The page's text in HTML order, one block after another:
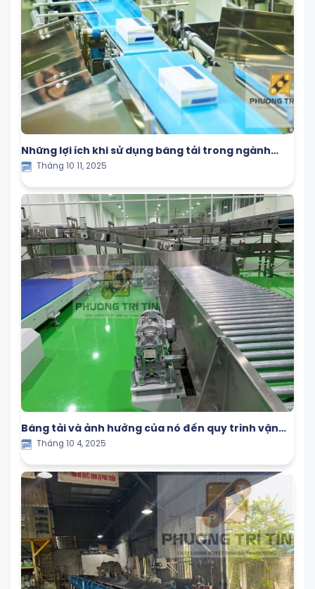
Những lợi ích khi sử dụng băng tải trong ngành
đóng gói tự động
Tháng 10 11, 2025
Băng tải và ảnh hưởng của nó đến quy trình vận
hành trong nhà máy
Tháng 10 4, 2025